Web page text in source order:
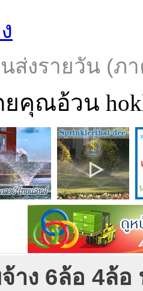
ส่งรายวัน (ภ
คุณอ้วน
าง 6ล้อ 4ล้